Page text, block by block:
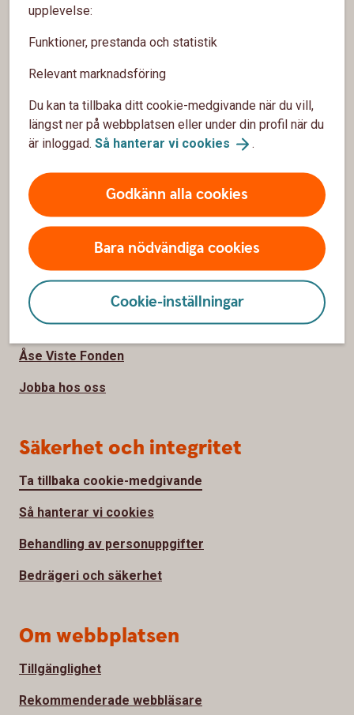
upplevelse:
Funktioner, prestanda och statistik
Relevant marknadsföring
Du kan ta tillbaka ditt cookie-medgivande när du vill,
längst ner på webbplatsen eller under din profil när du
är inloggad. Så hanterar vi cookies .
Godkänn alla cookies
Bara nödvändiga cookies
Cookie-inställningar
Sidfot
Hitta snabbt
Kontakta oss
Öppettider
Spärrhjälp
Priser, räntor och kurser
Om oss
Om Åse Viste Sparbank
Hållbarhet
Åse Viste Fonden
Jobba hos oss
Säkerhet och integritet
Ta tillbaka cookie-medgivande
Så hanterar vi cookies
Behandling av personuppgifter
Bedrägeri och säkerhet
Om webbplatsen
Tillgänglighet
Rekommenderade webbläsare